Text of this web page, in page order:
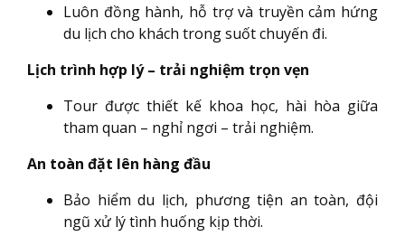
Luôn đồng hành, hỗ trợ và truyền cảm hứng
du lịch cho khách trong suốt chuyến đi.
Lịch trình hợp lý – trải nghiệm trọn vẹn
Tour được thiết kế khoa học, hài hòa giữa
tham quan – nghỉ ngơi – trải nghiệm.
An toàn đặt lên hàng đầu
Bảo hiểm du lịch, phương tiện an toàn, đội
ngũ xử lý tình huống kịp thời.